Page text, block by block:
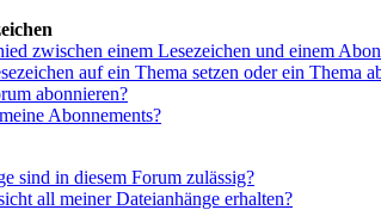
zwischen einem Lesezeichen und einem
auf ein Thema setzen oder ein Thema
abonnieren?
Abonnements?
sind in diesem Forum zulässig?
all meiner Dateianhänge erhalten?